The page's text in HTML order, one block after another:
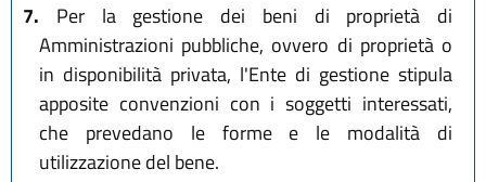
7. Per la gestione dei beni di proprietà di
Amministrazioni pubbliche, ovvero di proprietà o
in disponibilità privata, l'Ente di gestione stipula
apposite convenzioni con i soggetti interessati,
che prevedano le forme e le modalità di
utilizzazione del bene.